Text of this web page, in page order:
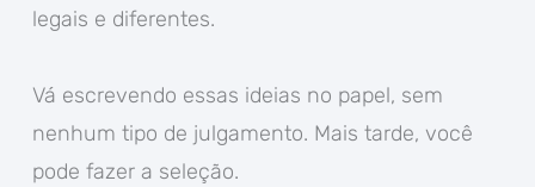
legais e diferentes.
Vá escrevendo essas ideias no papel, sem
nenhum tipo de julgamento. Mais tarde, você
pode fazer a seleção.